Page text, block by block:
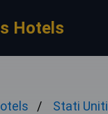
Hotels
Stati Uniti